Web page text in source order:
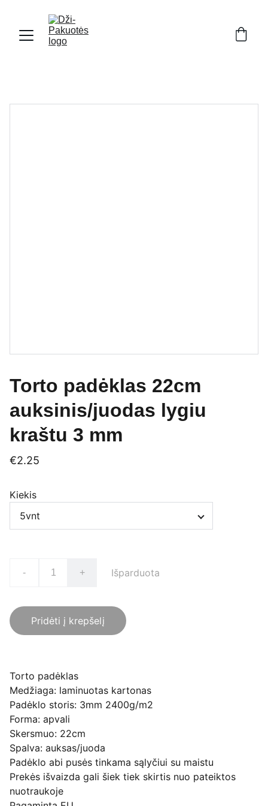
Torto padėklas 22cm
auksinis/juodas lygiu
kraštu 3 mm
€2.25
Kiekis
- + Išparduota
Pridėti į krepšelį
Torto padėklas
Medžiaga: laminuotas kartonas
Padėklo storis: 3mm 2400g/m2
Forma: apvali
Skersmuo: 22cm
Spalva: auksas/juoda
Padėklo abi pusės tinkama sąlyčiui su maistu
Prekės išvaizda gali šiek tiek skirtis nuo pateiktos
nuotraukoje